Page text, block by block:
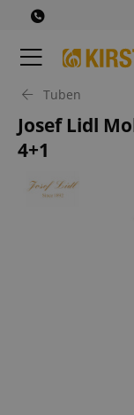
Tuben
Josef Lidl
4+1